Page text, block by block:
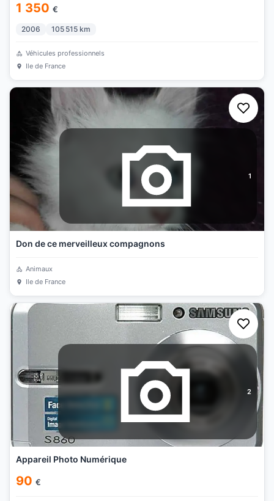
1 350 €
2006 105 515 km
Véhicules professionnels
Ile de France
1
Don de ce merveilleux compagnons
Animaux
Ile de France
2
Appareil Photo Numérique
90 €